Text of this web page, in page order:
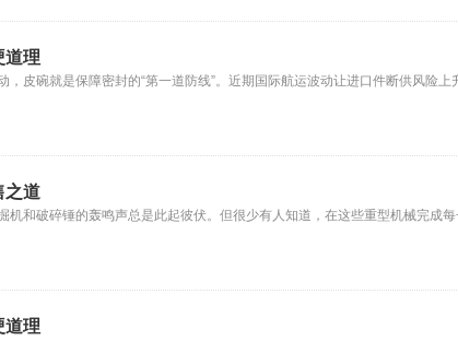
道理
，皮碗就是保障密封的“第一道防线”。近期国际航运波动让进口件断供风险
之道
机和破碎锤的轰鸣声总是此起彼伏。但很少有人知道，在这些重型机械完
道理